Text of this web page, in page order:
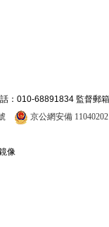
：010-68891834 監督郵
京公網安備
像